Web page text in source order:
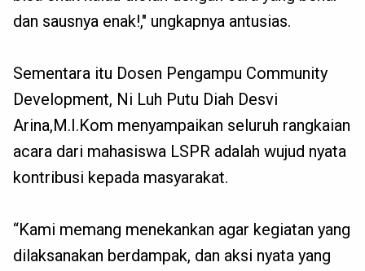
dan sausnya enak!," ungkapnya antusias.
Sementara itu Dosen Pengampu Community
Development, Ni Luh Putu Diah Desvi
Arina,M.I.Kom menyampaikan seluruh rangkaian
acara dari mahasiswa LSPR adalah wujud nyata
kontribusi kepada masyarakat.
“Kami memang menekankan agar kegiatan yang
dilaksanakan berdampak, dan aksi nyata yang